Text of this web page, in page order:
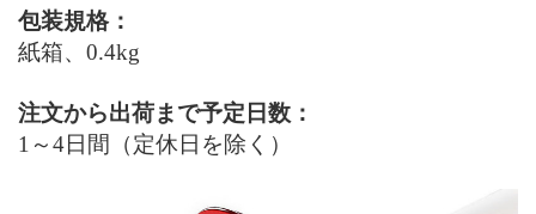
包装規格：
紙箱、0.4kg
注文から出荷まで予定日数：
1～4日間（定休日を除く）